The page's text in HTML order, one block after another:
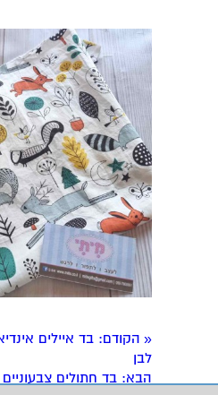
« הקודם: בד איילים
לבן
הבא: בד חתולים